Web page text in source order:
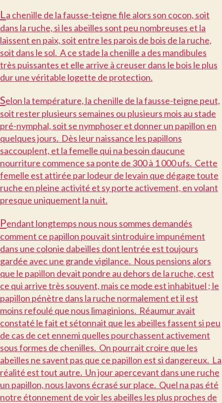
La chenille de la fausse-teigne file alors son cocon, soit
dans la ruche, si les abeilles sont peu nombreuses et la
laissent en paix, soit entre les parois de bois de la ruche,
soit dans le sol. A ce stade la chenille a des mandibules
très puissantes et elle arrive à creuser dans le bois le plus
dur une véritable logette de protection.
Selon la température, la chenille de la fausse-teigne peut,
soit rester plusieurs semaines ou plusieurs mois au stade
pré-nymphal, soit se nymphoser et donner un papillon en
quelques jours. Dès leur naissance les papillons
saccouplent, et la femelle qui na besoin daucune
nourriture commence sa ponte de 300 à 1 000 ufs. Cette
femelle est attirée par lodeur de levain que dégage toute
ruche en pleine activité et sy porte activement, en volant
presque uniquement la nuit.
Pendant longtemps nous nous sommes demandés
comment ce papillon pouvait sintroduire impunément
dans une colonie dabeilles dont lentrée est toujours
gardée avec une grande vigilance. Nous pensions alors
que le papillon devait pondre au dehors de la ruche, cest
ce qui arrive très souvent, mais ce mode est inhabituel ; le
papillon pénètre dans la ruche normalement et il est
moins refoulé que nous limaginions. Réaumur avait
constaté le fait et sétonnait que les abeilles fassent si peu
de cas de cet ennemi quelles pourchassent activement
sous formes de chenilles. On pourrait croire que les
abeilles ne savent pas que ce papillon est si dangereux. La
réalité est tout autre. Un jour apercevant dans une ruche
un papillon, nous lavons écrasé sur place. Quel na pas été
notre étonnement de voir les abeilles les plus proches de